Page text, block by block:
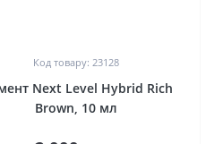
Код товару: 23128
Next Level Hybrid Rich
Brown, 10 мл